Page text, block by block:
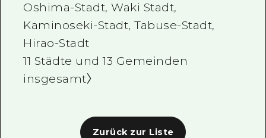
Oshima-Stadt, Waki Stadt,
Kaminoseki-Stadt, Tabuse-Stadt,
Hirao-Stadt
11 Städte und 13 Gemeinden
insgesamt〉
Zurück zur Liste